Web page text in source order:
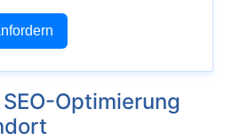
Optimierung